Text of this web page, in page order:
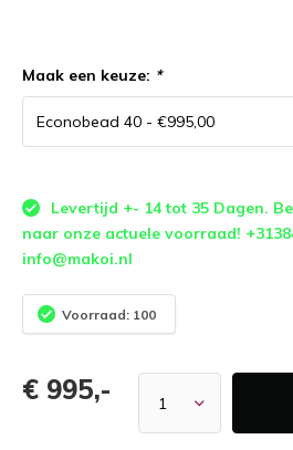
Maak een keuze: *
Levertijd +- 14 tot 35 Dagen.
naar onze actuele voorraad!
info@makoi.nl
Voorraad: 100
€ 995,-